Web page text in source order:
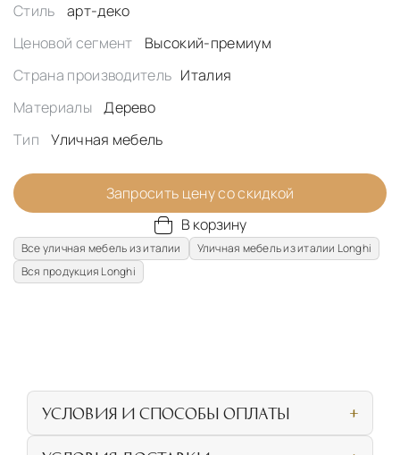
Стиль
арт-деко
Ценовой сегмент
Высокий-премиум
Страна производитель Италия
Материалы
Дерево
Тип
Уличная мебель
Запросить цену со скидкой
В корзину
Все уличная мебель из италии
Уличная мебель из италии Longhi
Вся продукция Longhi
УСЛОВИЯ И СПОСОБЫ ОПЛАТЫ